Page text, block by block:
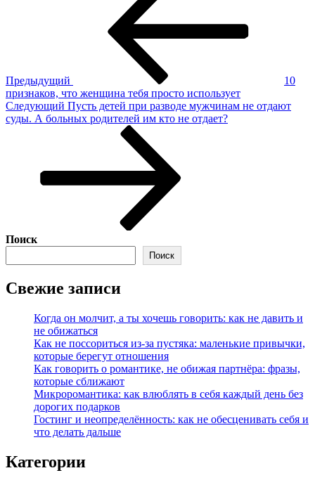
пробуждает
любить
ее
Предыдущий
10
признаков, что женщина тебя просто использует
Следующая
запись
Следующий Пусть детей при разводе мужчинам не отдают
суды. А больных родителей им кто не отдает?
Поиск
Поиск
Свежие записи
Когда он молчит, а ты хочешь говорить: как не давить и
не обижаться
Как не поссориться из‑за пустяка: маленькие привычки,
которые берегут отношения
Как говорить о романтике, не обижая партнёра: фразы,
которые сближают
Микроромантика: как влюблять в себя каждый день без
дорогих подарков
Гостинг и неопределённость: как не обесценивать себя и
что делать дальше
Категории